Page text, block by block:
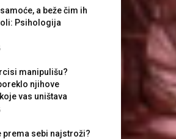
a beže čim ih
Psihologija
manipulišu?
njihove
vas uništava
prema sebi najstroži?